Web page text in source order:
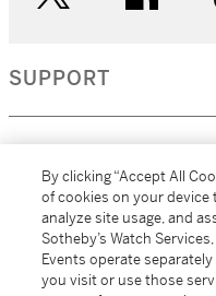
SUPPORT
MORE...
By clicking “Accept All
of cookies on your device
analyze site usage, and
Sotheby’s Watch
Events operate
you visit or use those